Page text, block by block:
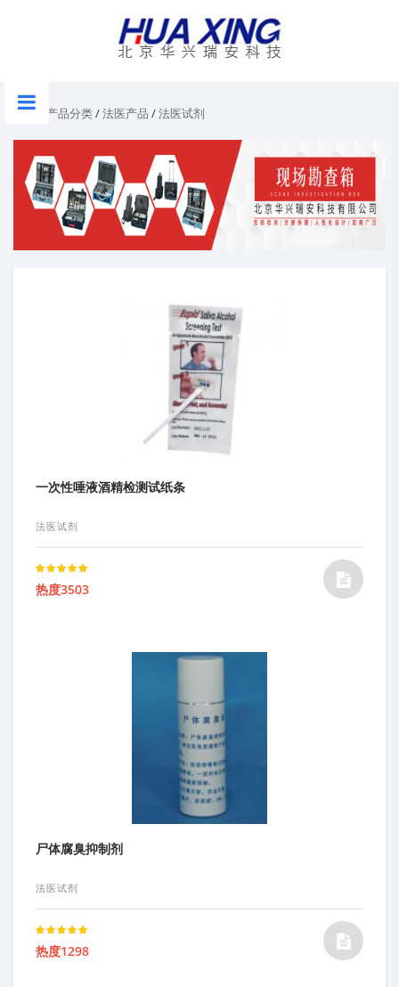
首页 产品分类/法医产品 /法医试剂
一次性唾液酒精检测试纸条
法医试剂
Rated
5.00out of 5
热度3503
尸体腐臭抑制剂
法医试剂
Rated
5.00out of 5
热度1298